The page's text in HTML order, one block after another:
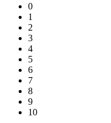
0
1
2
3
4
5
6
7
8
9
10